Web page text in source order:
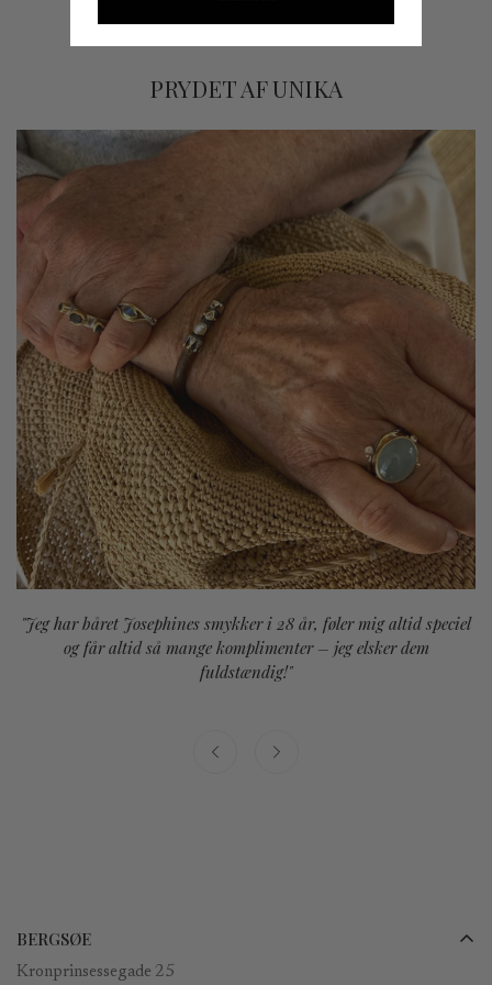
PRYDET AF UNIKA
"Jeg har båret Josephines smykker i 28 år, føler mig altid speciel
og får altid så mange komplimenter – jeg elsker dem
fuldstændig!"
BERGSØE
Kronprinsessegade 25